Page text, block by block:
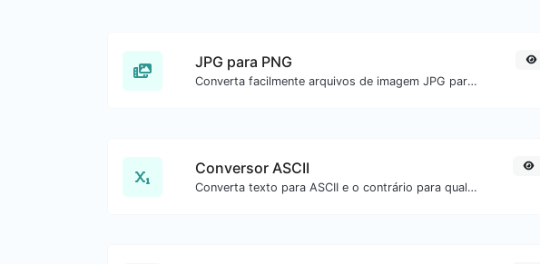
JPG para PNG
Converta facilmente arquivos de imagem JPG para PNG.
Conversor ASCII
Converta texto para ASCII e o contrário para qualquer entrada de string.